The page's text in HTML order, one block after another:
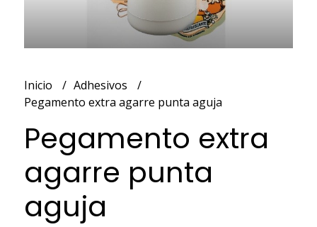
Inicio
Adhesivos
Pegamento extra agarre punta aguja
Pegamento extra
agarre punta
aguja